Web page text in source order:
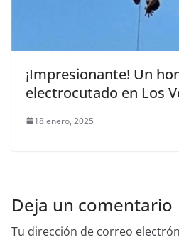
¡Impresionante! Un
electrocutado en Los
18 enero, 2025
Deja un comentario
Tu dirección de correo